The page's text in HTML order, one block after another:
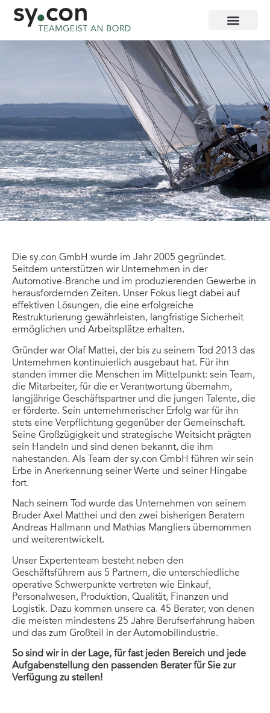
Die sy.con GmbH wurde im Jahr 2005 gegründet.
Seitdem unterstützen wir Unternehmen in der
Automotive-Branche und im produzierenden Gewerbe in
herausfordernden Zeiten. Unser Fokus liegt dabei auf
effektiven Lösungen, die eine erfolgreiche
Restrukturierung gewährleisten, langfristige Sicherheit
ermöglichen und Arbeitsplätze erhalten.
Gründer war Olaf Mattei, der bis zu seinem Tod 2013 das
Unternehmen kontinuierlich ausgebaut hat. Für ihn
standen immer die Menschen im Mittelpunkt: sein Team,
die Mitarbeiter, für die er Verantwortung übernahm,
langjährige Geschäftspartner und die jungen Talente, die
er förderte. Sein unternehmerischer Erfolg war für ihn
stets eine Verpflichtung gegenüber der Gemeinschaft.
Seine Großzügigkeit und strategische Weitsicht prägten
sein Handeln und sind denen bekannt, die ihm
nahestanden. Als Team der sy.con GmbH führen wir sein
Erbe in Anerkennung seiner Werte und seiner Hingabe
fort.
Nach seinem Tod wurde das Unternehmen von seinem
Bruder Axel Matthei und den zwei bisherigen Beratern
Andreas Hallmann und Mathias Mangliers übernommen
und weiterentwickelt.
Unser Expertenteam besteht neben den
Geschäftsführern aus 5 Partnern, die unterschiedliche
operative Schwerpunkte vertreten wie Einkauf,
Personalwesen, Produktion, Qualität, Finanzen und
Logistik. Dazu kommen unsere ca. 45 Berater, von denen
die meisten mindestens 25 Jahre Berufserfahrung haben
und das zum Großteil in der Automobilindustrie.
So sind wir in der Lage, für fast jeden Bereich und jede
Aufgabenstellung den passenden Berater für Sie zur
Verfügung zu stellen!